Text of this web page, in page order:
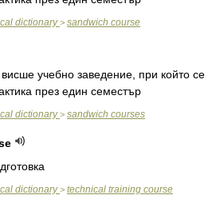
dictionary> sandwich course
учебно заведение, при който се
през един семестър
dictionary> sandwich courses
dictionary> technical training course